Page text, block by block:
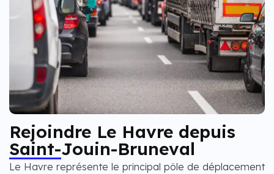
Rejoindre Le Havre depuis
Saint-Jouin-Bruneval
Le Havre représente le principal pôle de déplacement